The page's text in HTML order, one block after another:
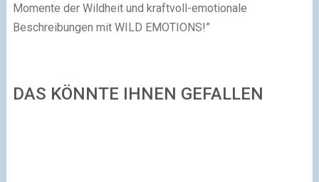
Momente der Wildheit und kraftvoll-emotionale
Beschreibungen mit WILD EMOTIONS!”
DAS KÖNNTE IHNEN GEFALLEN